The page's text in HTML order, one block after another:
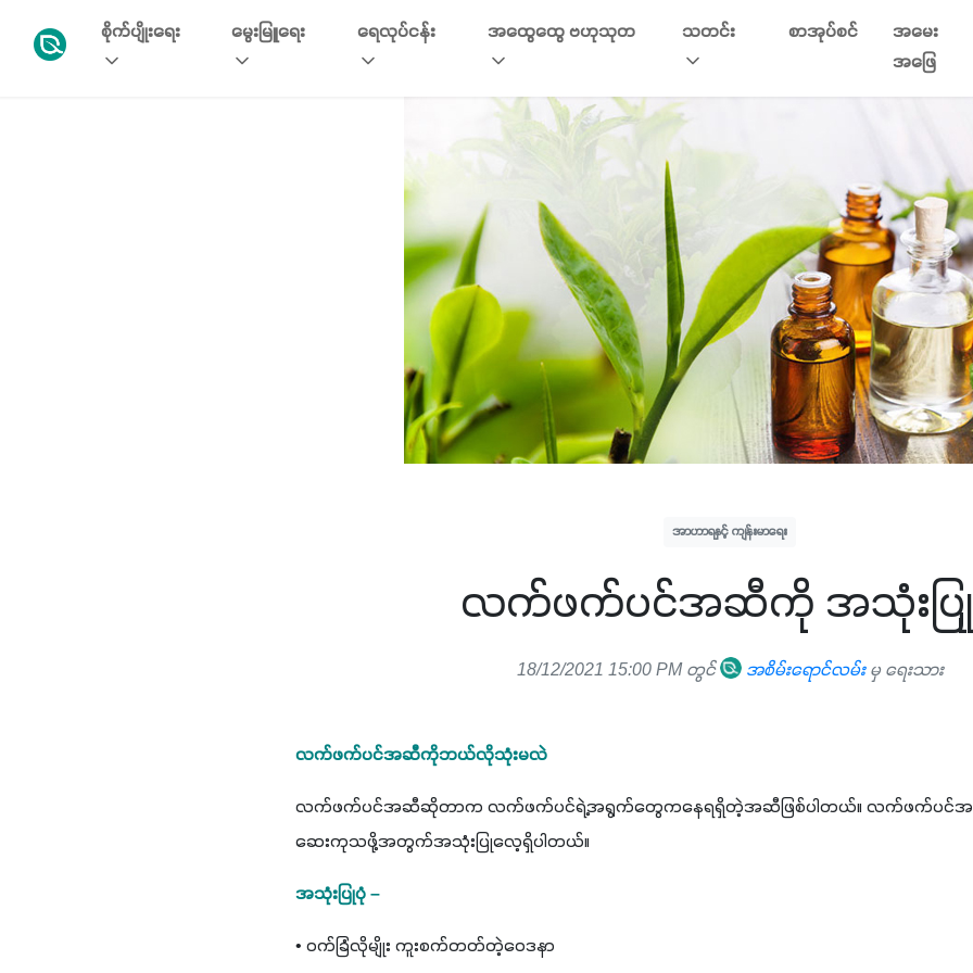
စိုက်ပျိုးရေး မွေးမြူရေး ရေလုပ်ငန်း အထွေထွေ ဗဟုသုတ သတင်း စာအုပ်စင်
အမေး
အဖြေ
အာဟာရနှင့် ကျန်းမာရေး
လက်ဖက်ပင်အဆီကို အသုံးပ
18/12/2021 15:00 PM တွင် အစိမ်းရောင်လမ်းမှ ရေးသား
လက်ဖက်ပင်အဆီကိုဘယ်လိုသုံးမလဲ
လက်ဖက်ပင်အဆီဆိုတာက လက်ဖက်ပင်ရဲ့အရွက်တွေကနေရရှိတဲ့အဆီဖြစ်ပါတယ်။ လက်ဖက်ပင်အ
ဆေးကုသဖို့အတွက်အသုံးပြုလေ့ရှိပါတယ်။
အသုံးပြုပုံ –
• ဝက်ခြံလိုမျိုး ကူးစက်တတ်တဲ့ဝေဒနာ